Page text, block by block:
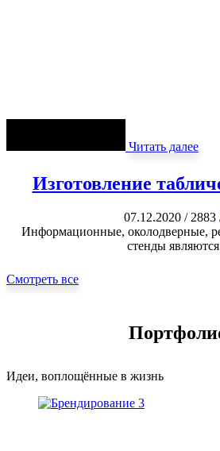
Читать далее
Изготовление
07.12.2020 / 2883
Информационные, околодверные,
стенды
Смотреть все
Идеи, воплощённые в жизнь